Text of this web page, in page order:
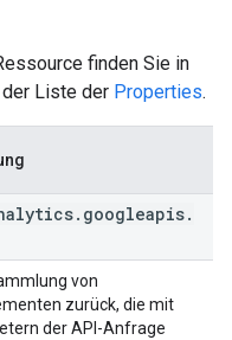
finden Sie in
der Liste der Properties.
. googleapis.
von
zurück, die mit
der API-Anfrage